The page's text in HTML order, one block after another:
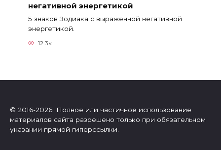
негативной энергетикой
5 знаков Зодиака с выраженной негативной
энергетикой.
12.3к.
© 2016-2026 Полное или частичное использование
материалов сайта разрешено только при обязательном
указании прямой гиперссылки.